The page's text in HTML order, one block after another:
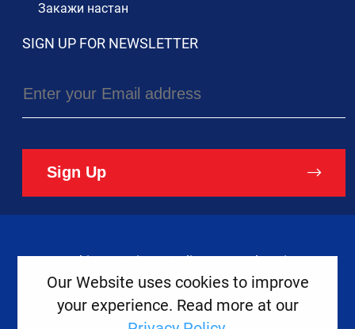
Закажи настан
SIGN UP FOR NEWSLETTER
Sign Up
Copyright ©2026Europe House
Cookies Privacy Policy Legal Notice
Our Website uses cookies to improve
your experience. Read more at our